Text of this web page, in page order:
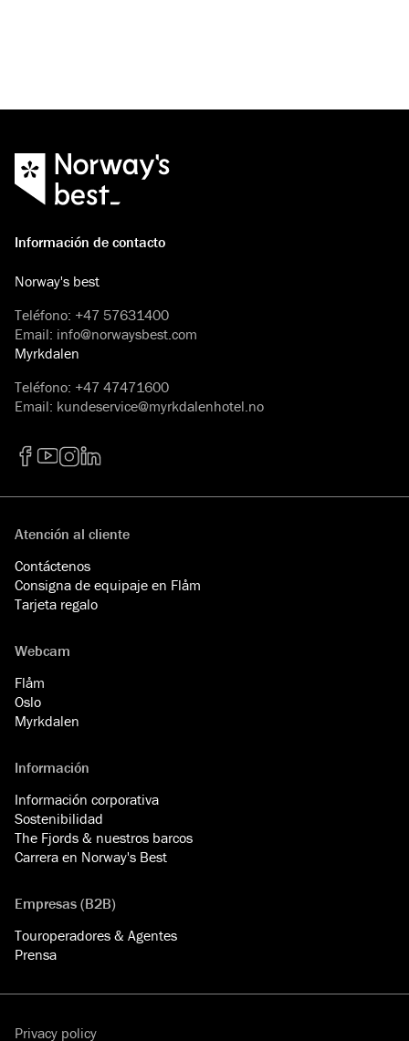
Información de contacto
Norway's best
Teléfono: +47 57631400
Email: info@norwaysbest.com
Myrkdalen
Teléfono: +47 47471600
Email: kundeservice@myrkdalenhotel.no
Atención al cliente
Contáctenos
Consigna de equipaje en Flåm
Tarjeta regalo
Webcam
Flåm
Oslo
Myrkdalen
Información
Información corporativa
Sostenibilidad
The Fjords & nuestros barcos
Carrera en Norway's Best
Empresas (B2B)
Touroperadores & Agentes
Prensa
Privacy policy